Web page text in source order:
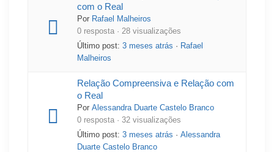
com o Real
Por Rafael Malheiros
0 resposta · 28 visualizações
Último post: 3 meses atrás · Rafael
Malheiros
Relação Compreensiva e Relação com
o Real
Por Alessandra Duarte Castelo Branco
0 resposta · 32 visualizações
Último post: 3 meses atrás · Alessandra
Duarte Castelo Branco